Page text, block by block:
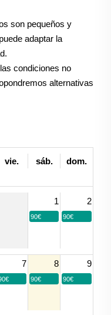
son pequeños y
adaptar la
condiciones no
alternativas
vie. sáb. dom.
1 2
90€ 90€
7 8 9
90€ 90€